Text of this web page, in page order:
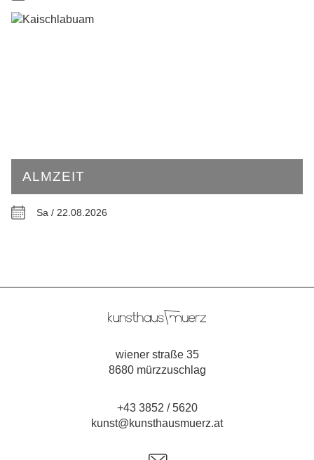
ALMZEIT
Sa / 22.08.2026
wiener straße 35
8680 mürzzuschlag
+43 3852 / 5620
kunst@kunsthausmuerz.at